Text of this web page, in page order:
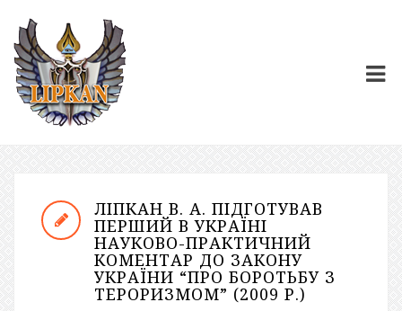
ЛІПКАН В. А. ПІДГОТУВАВ
ПЕРШИЙ В УКРАЇНІ
НАУКОВО-ПРАКТИЧНИЙ
КОМЕНТАР ДО ЗАКОНУ
УКРАЇНИ “ПРО БОРОТЬБУ З
ТЕРОРИЗМОМ” (2009 Р.)